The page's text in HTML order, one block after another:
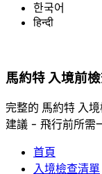
한국어
हिन्दी
馬約特 入境前
完整的 馬約特 入
建議 - 飛行前所需
首頁
入境檢查清單